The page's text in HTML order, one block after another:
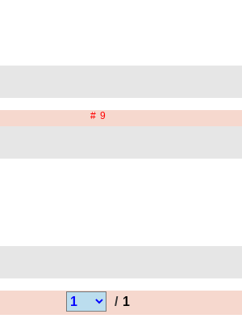
# 9
/ 1